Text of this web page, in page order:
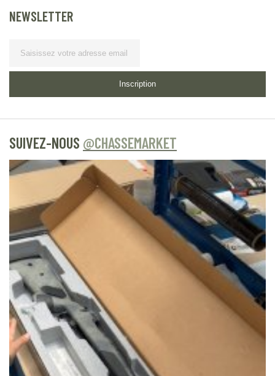
NEWSLETTER
Inscription
SUIVEZ-NOUS @CHASSEMARKET